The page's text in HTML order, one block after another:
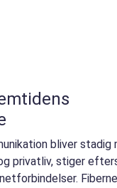
bliver stadig
privatliv, stiger